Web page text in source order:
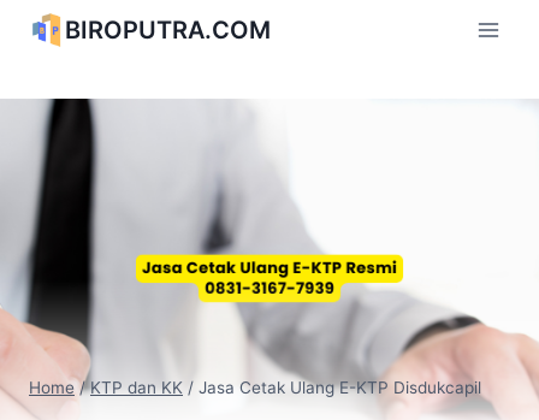
BIROPUTRA.COM
Home / KTP dan KK / Jasa Cetak Ulang E-KTP Disdukcapil